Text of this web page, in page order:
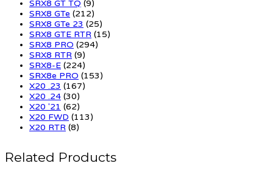
SRX8 GT TQ (9)
SRX8 GTe (212)
SRX8 GTe 23 (25)
SRX8 GTE RTR (15)
SRX8 PRO (294)
SRX8 RTR (9)
SRX8-E (224)
SRX8e PRO (153)
X20 .23 (167)
X20 .24 (30)
X20 '21 (62)
X20 FWD (113)
X20 RTR (8)
Related Products